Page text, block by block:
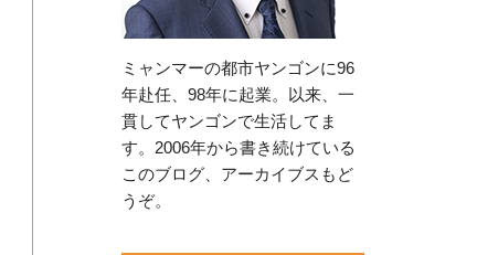
ミャンマーの都市ヤンゴンに96
年赴任、98年に起業。以来、一
貫してヤンゴンで生活してま
す。2006年から書き続けている
このブログ、アーカイブスもど
うぞ。